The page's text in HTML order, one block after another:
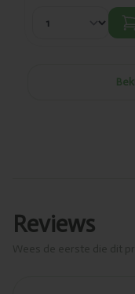
Reviews